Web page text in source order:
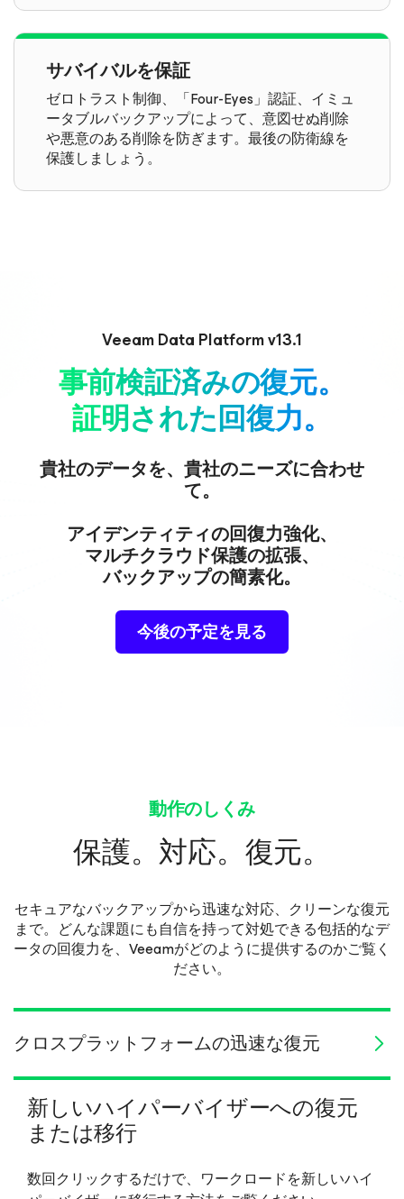
サバイバルを保証
ゼロトラスト制御、「Four-Eyes」認証、イミュ
ータブルバックアップによって、意図せぬ削除
や悪意のある削除を防ぎます。最後の防衛線を
保護しましょう。
Veeam Data Platform v13.1
事前検証済みの復元。
証明された回復力。
貴社のデータを、貴社のニーズに合わせ
て。
アイデンティティの回復力強化、
マルチクラウド保護の拡張、
バックアップの簡素化。
今後の予定を見る
動作のしくみ
保護。対応。復元。
セキュアなバックアップから迅速な対応、クリーンな復元
まで。どんな課題にも自信を持って対処できる包括的なデ
ータの回復力を、Veeamがどのように提供するのかご覧く
ださい。
クロスプラットフォームの迅速な復元
新しいハイパーバイザーへの復元
または移行
数回クリックするだけで、ワークロードを新しいハイ